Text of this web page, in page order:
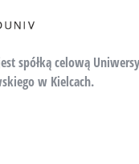
spółką celową
w Kielcach.